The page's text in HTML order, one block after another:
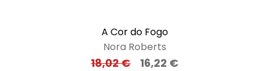
A Cor do Fogo
Nora Roberts
18,02€ 16,22 €